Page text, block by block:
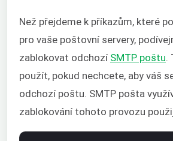
Než přejdeme k příkazům, které
pro vaše poštovní servery,
zablokovat odchozí SMTP poštu
použít, pokud nechcete, aby váš
odchozí poštu. SMTP pošta
zablokování tohoto provozu